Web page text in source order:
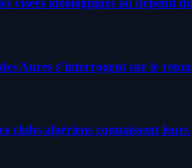
visées idéologiques au dépend
Aures s’interrogent sur le
clubs algériens connaissent